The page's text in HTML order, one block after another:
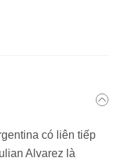
có liên tiếp
Alvarez là